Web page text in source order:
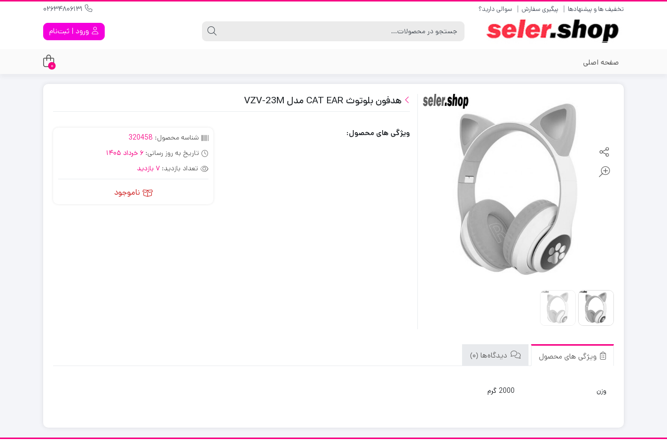
تخفیف ها و پیشنهادها پیگیری سفارش سوالی دارید؟
ورود | ثبت‌نام
صفحه اصلی 0
هدفون بلوتوث CAT EAR مدل VZV-23M
ویژگی های محصول: شناسه محصول: 320458
تاریخ به روز رسانی: 6 خرداد 1405
تعداد بازدید: 7 بازدید
ناموجود
ویژگی های محصول دیدگاه‌ها (0)
وزن 2000 گرم